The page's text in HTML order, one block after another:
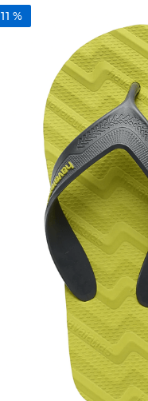
11 %
3.
championes
botas mujer
americansport
sandalias
hitec
slip-ins
botas dama